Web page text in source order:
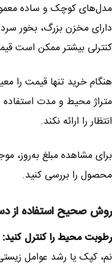
مدل‌های کوچک و ساده
دارای مخزن بزرگ، بخور
کنترلی بیشتر ممکن است
هنگام خرید تنها قیمت را
متراژ محیط و مدت
انتظار را ارائه نکند.
برای مشاهده مبلغ
محصول را بررسی کنید.
روش صحیح استفاده از
رطوبت محیط را کنترل کنید:
نم، کپک یا رشد عوامل